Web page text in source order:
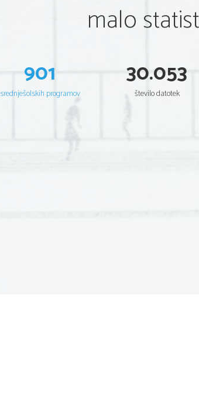
dr. Nadja Zgonik
Jezikovni pregled:
Helena Škrlep, Bernarda Krafogel
il Strokovni svet
malo
901
srednješolskih programov
30.053
število datotek